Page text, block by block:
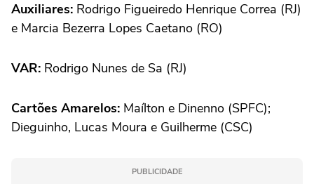
Auxiliares: Rodrigo Figueiredo Henrique Correa (RJ)
e Marcia Bezerra Lopes Caetano (RO)
VAR: Rodrigo Nunes de Sa (RJ)
Cartões Amarelos: Maílton e Dinenno (SPFC);
Dieguinho, Lucas Moura e Guilherme (CSC)
PUBLICIDADE